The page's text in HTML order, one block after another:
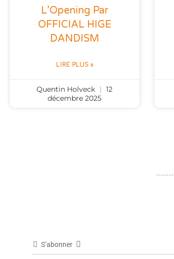
L’Opening Par
OFFICIAL HIGE
DANDISM
LIRE PLUS »
Quentin Holveck
12
décembre 2025
S’abonner